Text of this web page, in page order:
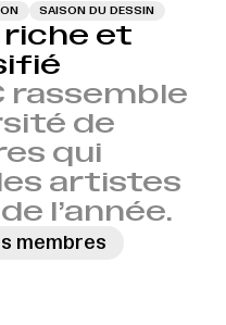
SAISON DU DESSIN
riche et
rassemble
de
qui
artistes
l’année.
membres